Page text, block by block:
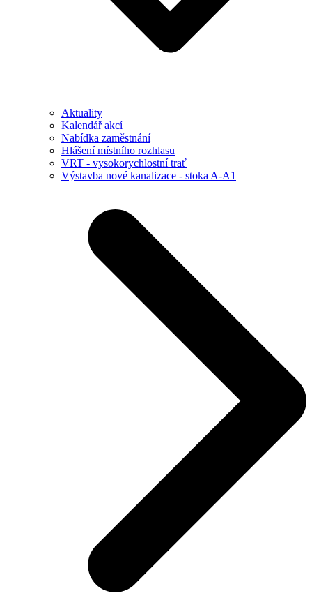
Aktuality
Kalendář akcí
Nabídka zaměstnání
Hlášení místního rozhlasu
VRT - vysokorychlostní trať
Výstavba nové kanalizace - stoka A-A1